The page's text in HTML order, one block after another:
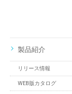
製品紹介
リリース情報
WEB版カタログ